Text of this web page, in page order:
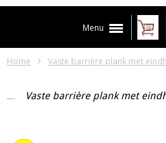
Menu
Home Vaste barrière plank met
Vaste barrière plank met